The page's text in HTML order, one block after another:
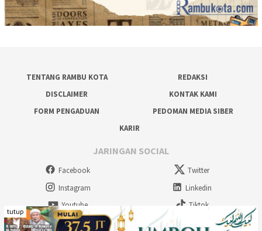
TENTANG RAMBU KOTA
REDAKSI
DISCLAIMER
KONTAK KAMI
FORM PENGADUAN
PEDOMAN MEDIA SIBER
KARIR
JARINGAN SOCIAL
Facebook
Twitter
Instagram
Linkedin
Youtube
Tiktok
tutup